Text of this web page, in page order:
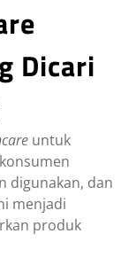
Dicari
untuk
digunakan, dan
menjadi
produk